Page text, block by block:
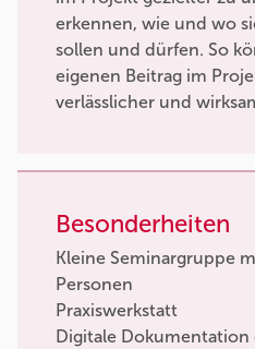
erkennen, wie und wo
sollen und dürfen. So
eigenen Beitrag im
verlässlicher und
Besonderheiten
Kleine Seminargruppe
Personen
Praxiswerkstatt
Digitale Dokumentation